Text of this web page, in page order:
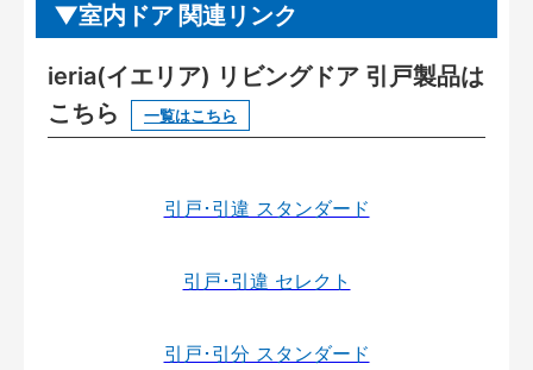
室内ドア 関連リンク
ieria(イエリア) リビングドア 引戸製品は
こちら
一覧はこちら
引戸･引違 スタンダード
引戸･引違 セレクト
引戸･引分 スタンダード